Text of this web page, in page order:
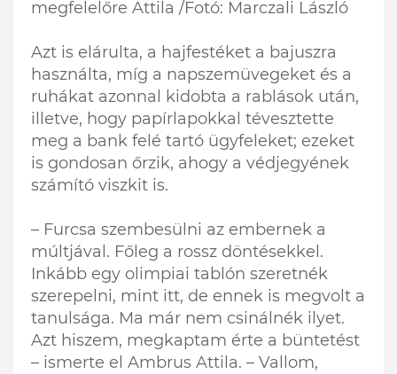
megfelelőre Attila /Fotó: Marczali László
Azt is elárulta, a hajfestéket a bajuszra
használta, míg a napszemüvegeket és a
ruhákat azonnal kidobta a rablások után,
illetve, hogy papírlapokkal tévesztette
meg a bank felé tartó ügyfeleket; ezeket
is gondosan őrzik, ahogy a védjegyének
számító viszkit is.
– Furcsa szembesülni az embernek a
múltjával. Főleg a rossz döntésekkel.
Inkább egy olimpiai tablón szeretnék
szerepelni, mint itt, de ennek is megvolt a
tanulsága. Ma már nem csinálnék ilyet.
Azt hiszem, megkaptam érte a büntetést
– ismerte el Ambrus Attila. – Vallom,